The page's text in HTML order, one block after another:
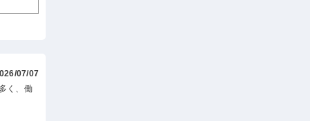
07/07
く、働